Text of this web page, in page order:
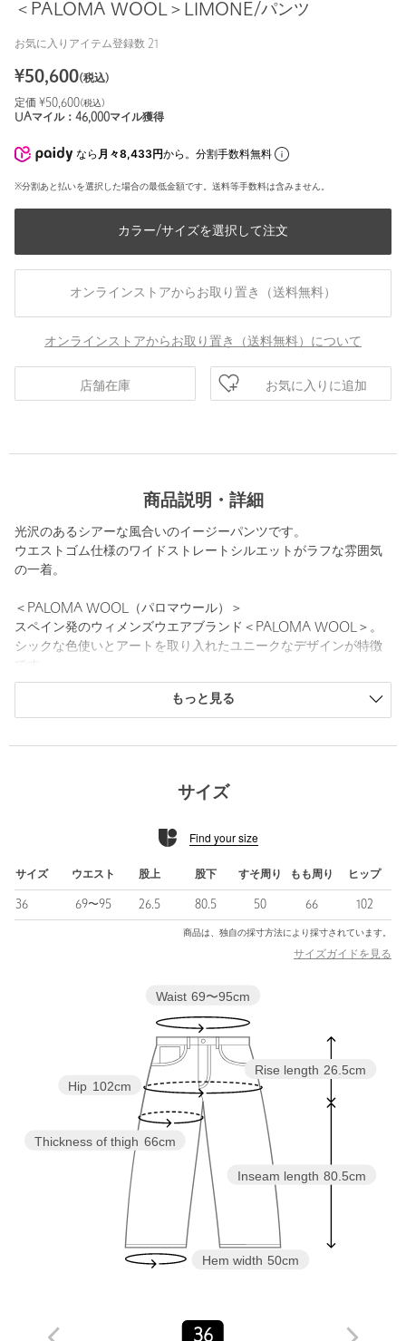
＜PALOMA WOOL＞LIMONE/パンツ
お気に入りアイテム登録数 21
¥50,600(税込)
定価 ¥50,600(税込)
UAマイル： 46,000マイル獲得
なら 月々8,433円から。分割手数料無料
※分割あと払いを選択した場合の最低金額です。送料等手数料は含みません。
カラー/サイズを選択して注文
オンラインストアからお取り置き（送料無料）
オンラインストアからお取り置き（送料無料）について
店舗在庫 お気に入りに追加
商品説明・詳細
光沢のあるシアーな風合いのイージーパンツです。
ウエストゴム仕様のワイドストレートシルエットがラフな雰囲気
の一着。
＜PALOMA WOOL（パロマウール）＞
スペイン発のウィメンズウエアブランド＜PALOMA WOOL＞。
シックな色使いとアートを取り入れたユニークなデザインが特徴
品名/品番をお申し付けください。
品名：SA PALOMA/W 14 LIMONE
対象商品 返品等について
対象外商品 裾上げについて
WOMEN
カテゴリー パンツ イージーパンツ
コットン73％ ポリエステル27％
スペイン製
もっと見る
サイズ
Find your size
サイズ ウエスト 股上 股下 すそ周り もも周り ヒップ
36 69〜95 26.5 80.5 50 66 102
商品は、独自の採寸方法により採寸されています。
サイズガイドを見る
Inseam length 80.5cm
Rise length 26.5cm
Hem width 50cm
Thickness of thigh 66cm
Hip 102cm
Waist 69〜95cm
36